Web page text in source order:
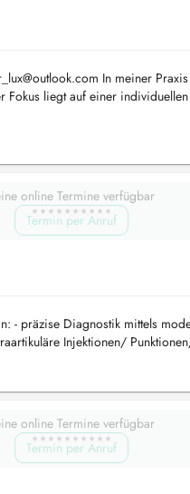
In meiner
Fokus liegt auf einer individuellen
online Termine verfügbar
Termin per Anruf
- präzise Diagnostik mittels
Injektionen/
online Termine verfügbar
Termin per Anruf